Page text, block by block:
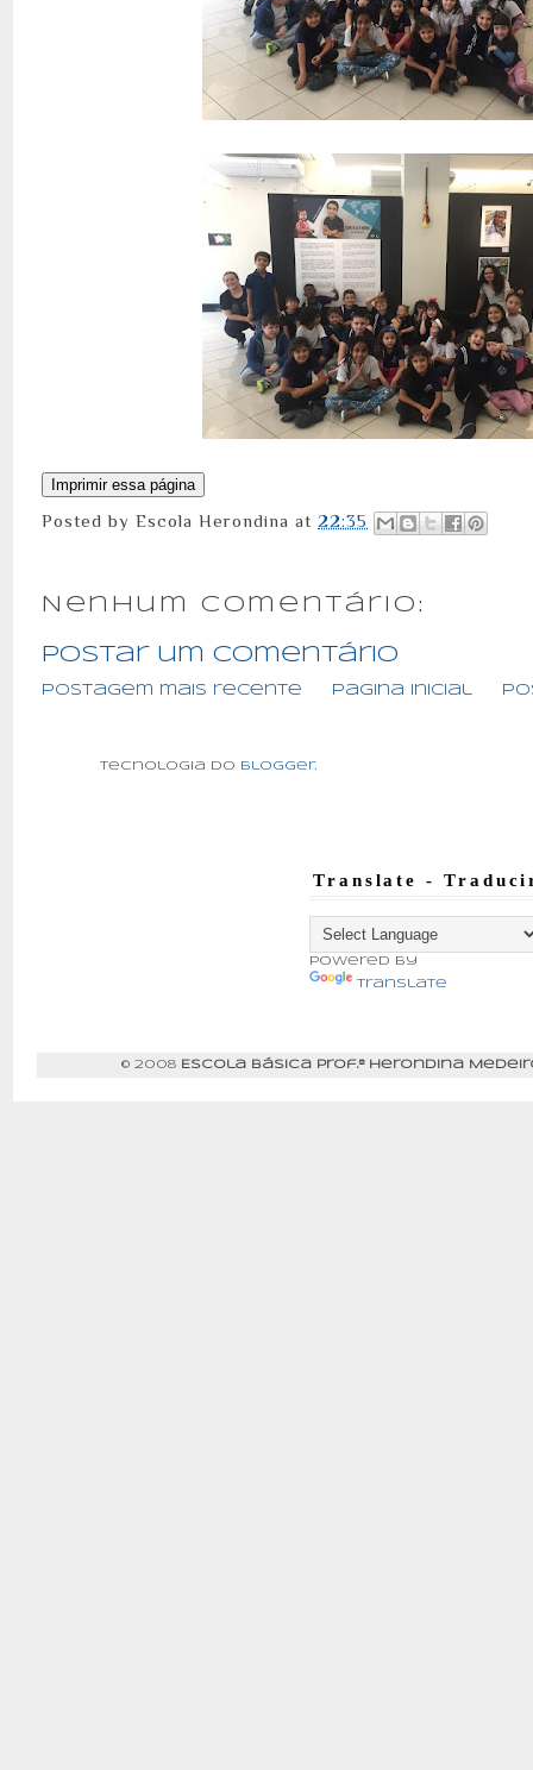
Posted byEscola Herondina at22:35
Nenhum comentário:
Postar um comentário
Postagem mais recente Página inicial
Tecnologia do Blogger.
Translate -
Powered by
Translate
© 2008 Escola Básica Prof.ª Herondina